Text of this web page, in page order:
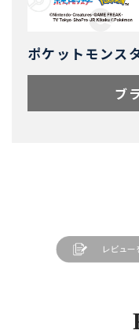
ポケットモンス
ブ